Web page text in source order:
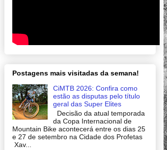
Postagens mais visitadas da semana!
CiMTB 2026: Confira como
estão as disputas pelo título
geral das Super Elites
Decisão da atual temporada
da Copa Internacional de
Mountain Bike acontecerá entre os dias 25
e 27 de setembro na Cidade dos Profetas
Xav...